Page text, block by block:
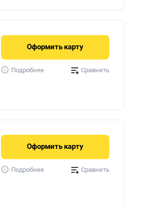
Оформить карту
Подробнее Сравнить
Оформить карту
Подробнее Сравнить